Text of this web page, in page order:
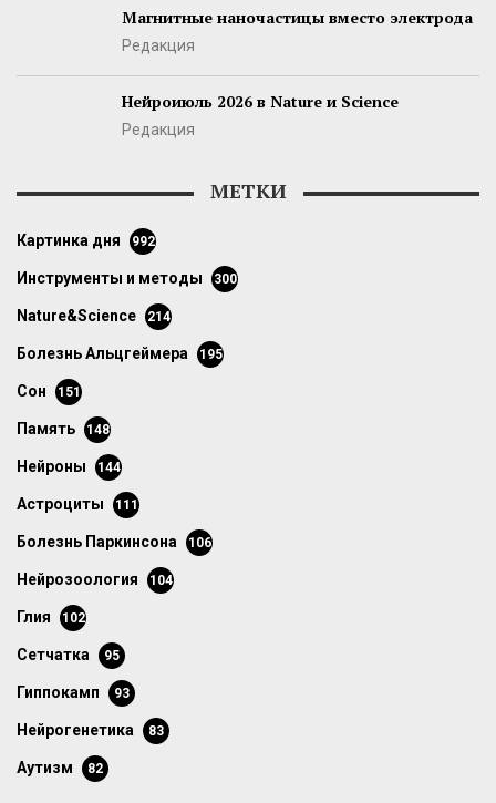
Магнитные наночастицы вместо электрода
Редакция
Нейроиюль 2026 в Nature и Science
Редакция
МЕТКИ
картинка дня 992
инструменты и методы 300
Nature&Science 214
болезнь Альцгеймера 195
сон 151
память 148
нейроны 144
астроциты 111
болезнь Паркинсона 106
нейрозоология 104
глия 102
сетчатка 95
гиппокамп 93
нейрогенетика 83
аутизм 82